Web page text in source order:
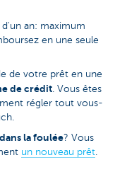
an: maximum
en une seule
de votre prêt en une
de crédit. Vous êtes
régler tout vous-
la foulée? Vous
un nouveau prêt.